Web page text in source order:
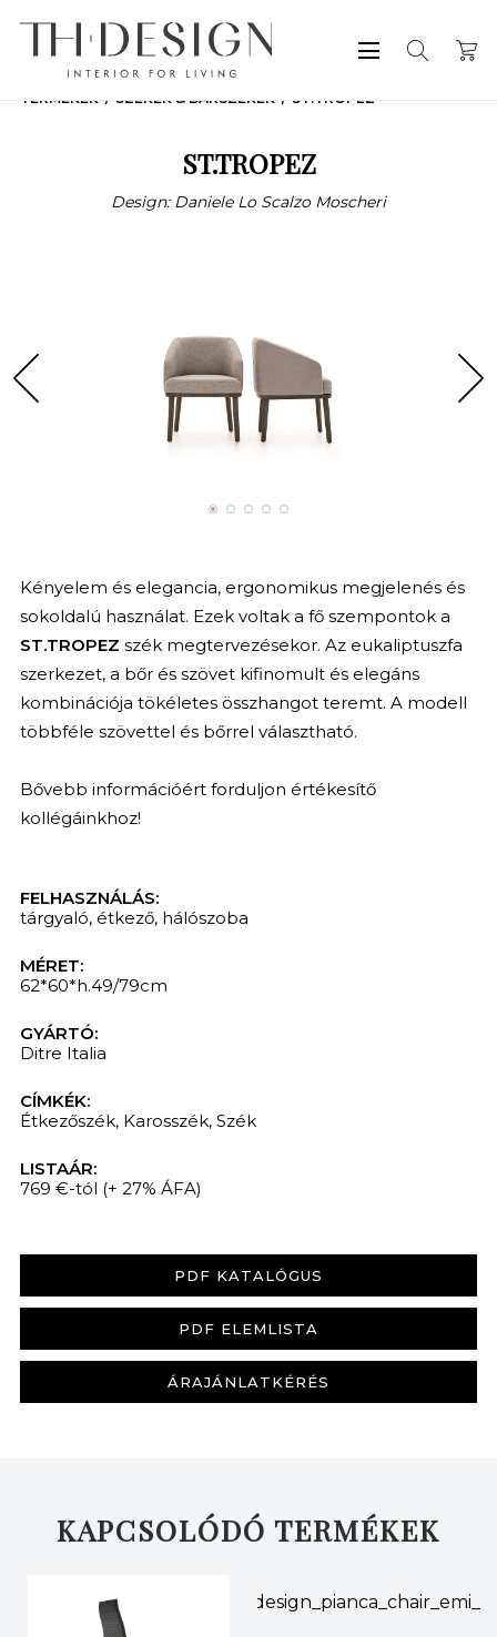
TERMÉKEK SZÉKEK & BÁRSZÉKEK ST.TROPEZ
ST.TROPEZ
Design: Daniele Lo Scalzo Moscheri
Kényelem és elegancia, ergonomikus megjelenés és
sokoldalú használat. Ezek voltak a fő szempontok a
ST.TROPEZ szék megtervezésekor. Az eukaliptuszfa
szerkezet, a bőr és szövet kifinomult és elegáns
kombinációja tökéletes összhangot teremt. A modell
többféle szövettel és bőrrel választható.
Bővebb információért forduljon értékesítő
kollégáinkhoz!
FELHASZNÁLÁS:
tárgyaló, étkező, hálószoba
MÉRET:
62*60*h.49/79cm
GYÁRTÓ:
Ditre Italia
CÍMKÉK:
Étkezőszék, Karosszék, Szék
LISTAÁR:
769 €-tól (+ 27% ÁFA)
PDF KATALÓGUS
PDF ELEMLISTA
ÁRAJÁNLATKÉRÉS
KAPCSOLÓDÓ TERMÉKEK